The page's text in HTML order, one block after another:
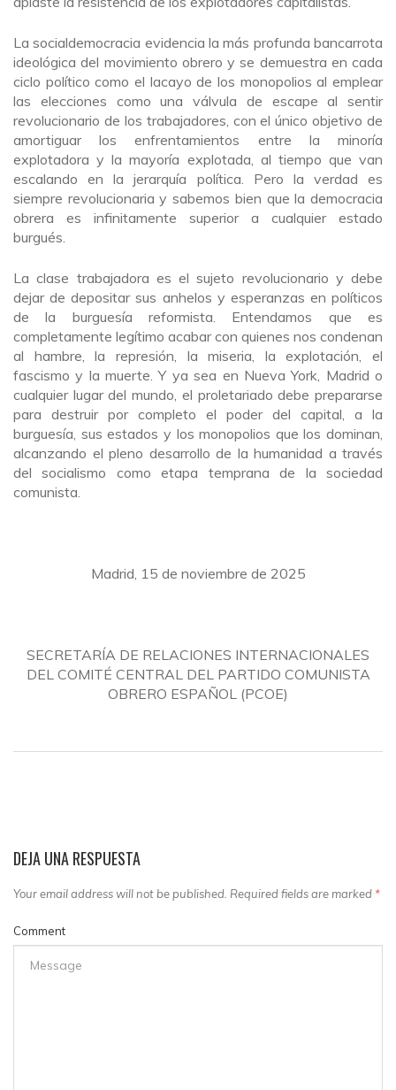
La socialdemocracia evidencia la más profunda bancarrota
ideológica del movimiento obrero y se demuestra en cada
ciclo político como el lacayo de los monopolios al emplear
las elecciones como una válvula de escape al sentir
revolucionario de los trabajadores, con el único objetivo de
amortiguar los enfrentamientos entre la minoría
explotadora y la mayoría explotada, al tiempo que van
escalando en la jerarquía política. Pero la verdad es
siempre revolucionaria y sabemos bien que la democracia
obrera es infinitamente superior a cualquier estado
burgués.
La clase trabajadora es el sujeto revolucionario y debe
dejar de depositar sus anhelos y esperanzas en políticos
de la burguesía reformista. Entendamos que es
completamente legítimo acabar con quienes nos condenan
al hambre, la represión, la miseria, la explotación, el
fascismo y la muerte. Y ya sea en Nueva York, Madrid o
cualquier lugar del mundo, el proletariado debe prepararse
para destruir por completo el poder del capital, a la
burguesía, sus estados y los monopolios que los dominan,
alcanzando el pleno desarrollo de la humanidad a través
del socialismo como etapa temprana de la sociedad
comunista.
Madrid, 15 de noviembre de 2025
SECRETARÍA DE RELACIONES INTERNACIONALES
DEL COMITÉ CENTRAL DEL PARTIDO COMUNISTA
OBRERO ESPAÑOL (PCOE)
DEJA UNA RESPUESTA
Your email address will not be published. Required fields are marked *
Comment